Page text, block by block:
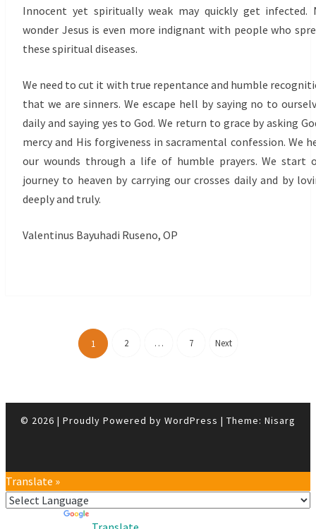
Innocent yet spiritually weak may quickly get infected.
wonder Jesus is even more indignant with people who
these spiritual diseases.
We need to cut it with true repentance and humble
that we are sinners. We escape hell by saying no to
daily and saying yes to God. We return to grace by asking
mercy and His forgiveness in sacramental confession. We
our wounds through a life of humble prayers. We start
journey to heaven by carrying our crosses daily and by
deeply and truly.
Valentinus Bayuhadi Ruseno, OP
pagination
1 2 … 7 Next
© 2026 | Proudly Powered by WordPress | Theme: Nisarg
Translate »